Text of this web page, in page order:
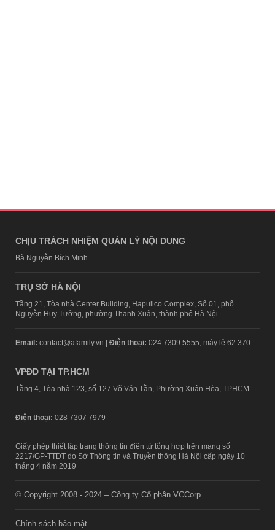
CHỊU TRÁCH NHIỆM QUẢN LÝ NỘI DUNG
Bà Nguyễn Bích Minh
TRỤ SỞ HÀ NỘI
Tầng 21, Tòa nhà Center Building, Hapulico Complex, Số 01, phố
Nguyễn Huy Tưởng, phường Thanh Xuân, thành phố Hà Nội
Email: contact@afamily.vn | Điện thoại: 024 7309 5555, máy lẻ 62.370
VPĐD TẠI TP.HCM
Tầng 4, Tòa nhà 123, số 127 Võ Văn Tần, Phường Xuân Hòa, TPHCM
Điện thoại: 028 7307 7979
Giấy phép thiết lập trang thông tin điện tử tổng hợp trên mạng số
2217/GP-TTĐT do Sở Thông tin và Truyền thông Hà Nội cấp ngày 10
tháng 4 năm 2019
© Copyright 2008 - 2024 – Công ty Cổ phần VCCorp
Chính sách bảo mật